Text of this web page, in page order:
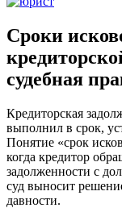
Сроки
судебная
Кредиторская
выполнил в срок,
Понятие «срок
когда кредитор
задолженности с
суд выносит
давности.